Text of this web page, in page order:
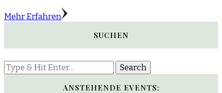
Mehr Erfahren
SUCHEN
Looking
for
ANSTEHENDE EVENTS: